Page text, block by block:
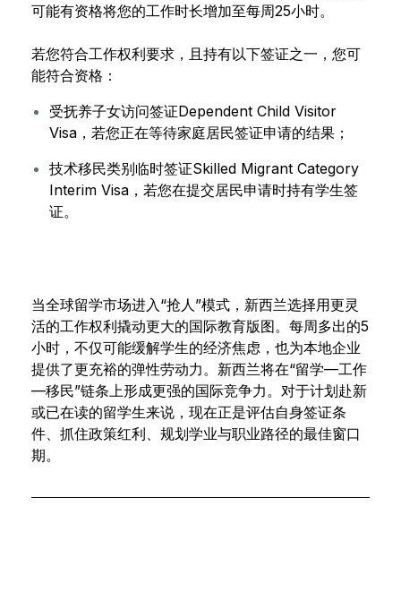
可能有资格将您的工作时长增加至每周25小时。
若您符合工作权利要求，且持有以下签证之一，您可
能符合资格：
受抚养子女访问签证Dependent Child Visitor
Visa，若您正在等待家庭居民签证申请的结果；
技术移民类别临时签证Skilled Migrant Category
Interim Visa，若您在提交居民申请时持有学生签
证。
当全球留学市场进入“抢人”模式，新西兰选择用更灵
活的工作权利撬动更大的国际教育版图。每周多出的5
小时，不仅可能缓解学生的经济焦虑，也为本地企业
提供了更充裕的弹性劳动力。新西兰将在“留学—工作
—移民”链条上形成更强的国际竞争力。对于计划赴新
或已在读的留学生来说，现在正是评估自身签证条
件、抓住政策红利、规划学业与职业路径的最佳窗口
期。